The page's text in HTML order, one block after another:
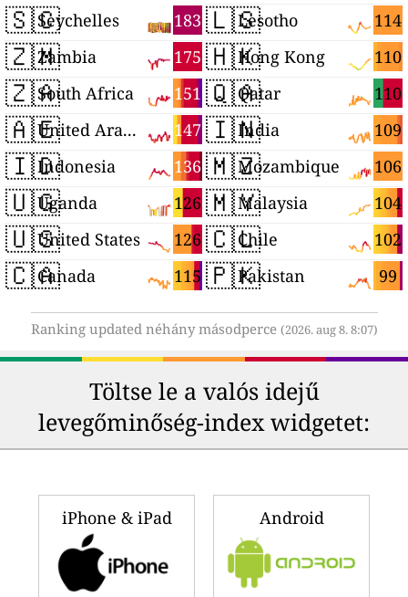
🇸🇨 183
Seychelles
🇿🇲 175
Zambia
🇿🇦 151
South Africa
🇦🇪 147
United Arab Emirates
🇮🇩 136
Indonesia
🇺🇬 126
Uganda
🇺🇸 126
United States
🇨🇦 115
Canada
🇱🇸 114
Lesotho
🇭🇰 110
Hong Kong
🇶🇦 110
Qatar
🇮🇳 109
India
🇲🇿 106
Mozambique
🇲🇾 104
Malaysia
🇨🇱 102
Chile
🇵🇰 99
Pakistan
Ranking updated néhány másodperce (2026. aug 8. 8:07)
Töltse le a valós idejű
levegőminőség-index widgetet:
iPhone & iPad Android